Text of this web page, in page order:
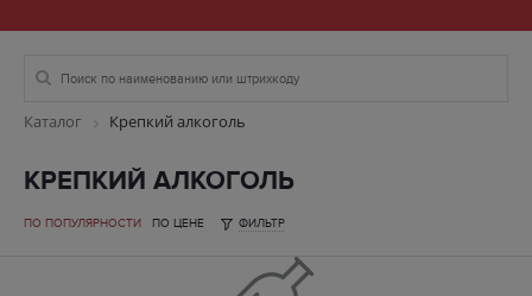
Каталог Крепкий алкоголь
КРЕПКИЙ АЛКОГОЛЬ
ПО ПОПУЛЯРНОСТИ ПО ЦЕНЕ ФИЛЬТР